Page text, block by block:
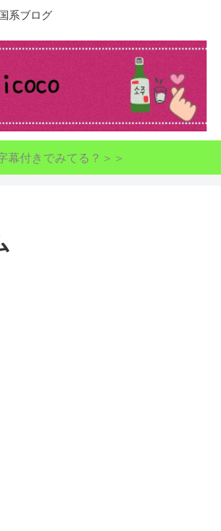
系ブログ
幕付きでみてる？＞＞